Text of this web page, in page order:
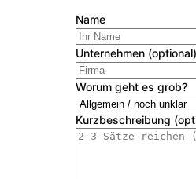
Name
Unternehmen (optional)
Worum geht es grob?
Kurzbeschreibung